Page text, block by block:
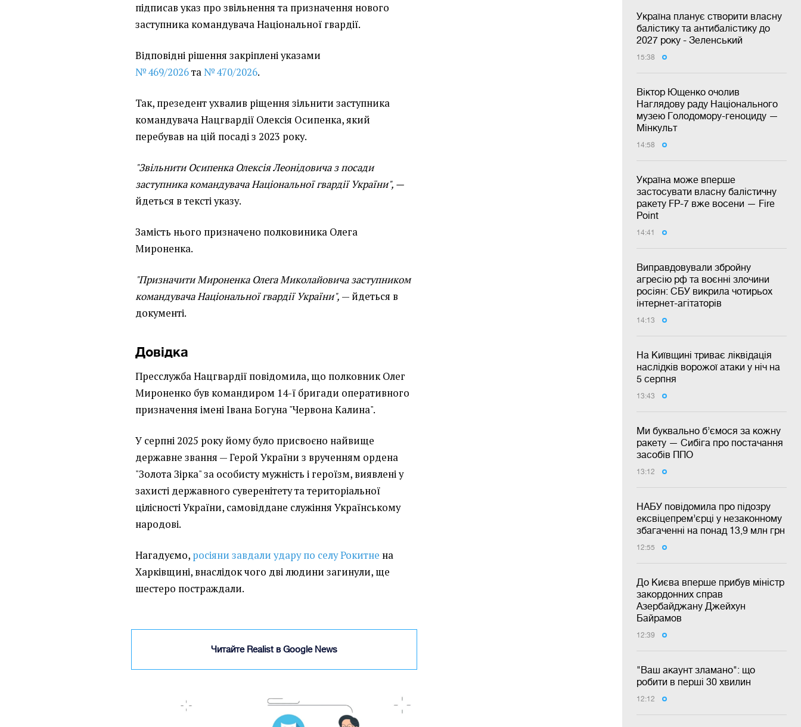
Україна планує створити власну
балістику та антибалістику до
2027 року - Зеленський
15:38
Віктор Ющенко очолив
Наглядову раду Національного
музею Голодомору-геноциду —
Мінкульт
14:58
Україна може вперше
застосувати власну балістичну
ракету FP-7 вже восени — Fire
Point
14:41
Виправдовували збройну
агресію рф та воєнні злочини
росіян: СБУ викрила чотирьох
інтернет-агітаторів
14:13
На Київщині триває ліквідація
наслідків ворожої атаки у ніч на
5 серпня
13:43
Ми буквально б’ємося за кожну
ракету — Сибіга про постачання
засобів ППО
13:12
НАБУ повідомила про підозру
ексвіцепрем’єрці у незаконному
збагаченні на понад 13,9 млн грн
12:55
До Києва вперше прибув міністр
закордонних справ
Азербайджану Джейхун
Байрамов
12:39
"Ваш акаунт зламано": що
робити в перші 30 хвилин
12:12
підписав указ про звільнення та призначення нового
заступника командувача Національної гвардії.
Відповідні рішення закріплені указами
№ 469/2026та№ 470/2026.
Так, презедент ухвалив ріщення зільнити заступника
командувача Нацгвардії Олексія Осипенка, який
перебував на цій посаді з 2023 року.
"Звільнити Осипенка Олексія Леонідовича з посади
заступника командувача Національної гвардії України", —
йдеться в тексті указу.
Замість нього призначено полковиника Олега
Мироненка.
"Призначити Мироненка Олега Миколайовича заступником
командувача Національної гвардії України", — йдеться в
документі.
Довідка
Пресслужба Нацгвардії повідомила, що полковник Олег
Мироненко був командиром 14-ї бригади оперативного
призначення імені Івана Богуна "Червона Калина".
У серпні 2025 року йому було присвоєно найвище
державне звання — Герой України з врученням ордена
"Золота Зірка" за особисту мужність і героїзм, виявлені у
захисті державного суверенітету та територіальної
цілісності України, самовіддане служіння Українському
народові.
Нагадуємо, росіяни завдали удару по селу Рокитне на
Харківщині, внаслідок чого дві людини загинули, ще
шестеро постраждали.
Читайте Realist в Google News